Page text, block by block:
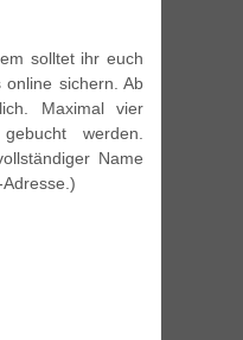
solltet ihr euch
online sichern. Ab
Maximal vier
werden.
Name